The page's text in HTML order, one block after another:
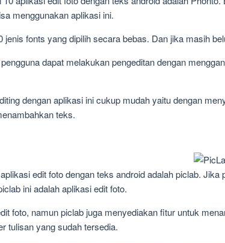
menggunakan aplikasi ini.
jenis fonts yang dipilih secara bebas. Dan jika masih
dapat melakukan pengeditan dengan
dengan aplikasi ini cukup mudah yaitu dengan
teks.
edit foto dengan teks android adalah piclab.
ini adalah aplikasi edit foto.
foto, namun piclab juga menyediakan fitur untuk
tulisan yang sudah tersedia.